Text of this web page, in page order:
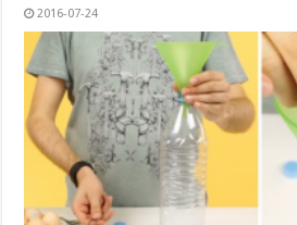
2016-07-24